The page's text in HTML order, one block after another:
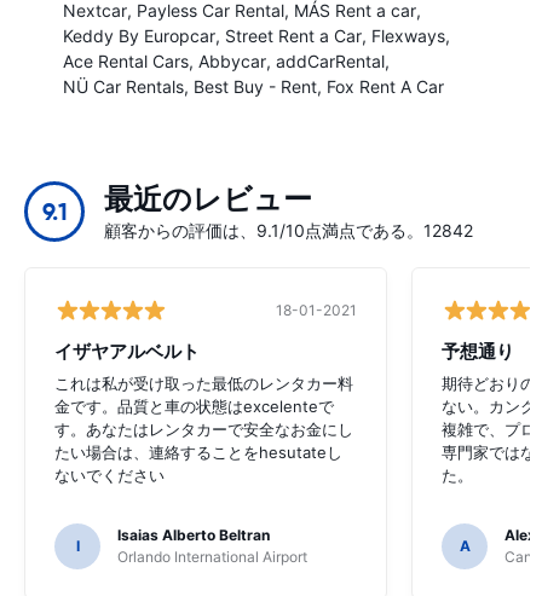
Nextcar Payless Car Rental MÁS Rent a car
Keddy By Europcar Street Rent a Car Flexways
Ace Rental Cars Abbycar addCarRental
NÜ Car Rentals Best Buy - Rent Fox Rent A Car
9.1 最近のレビュー
顧客からの評価は、9.1/10点満点である。12842
18-01-2021
イザヤアルベルト
これは私が受け取った最低のレンタカー料
金です。品質と車の状態はexcelenteで
す。あなたはレンタカーで安全なお金にし
たい場合は、連絡することをhesutateし
ないでください
I
Isaias Alberto Beltran
Orlando International Airport
予想通り
期待どおりの
ない。カンク
複雑で、プロ
専門家ではな
た。
A
Alex